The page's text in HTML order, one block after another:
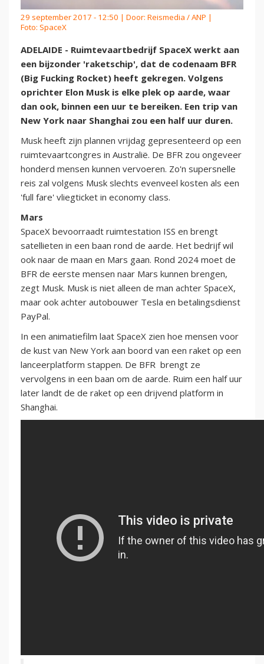
29 september 2017 - 12:50 | Door: Reismedia / ANP |
Foto: SpaceX
ADELAIDE - Ruimtevaartbedrijf SpaceX werkt aan
een bijzonder 'raketschip', dat de codenaam BFR
(Big Fucking Rocket) heeft gekregen. Volgens
oprichter Elon Musk is elke plek op aarde, waar
dan ook, binnen een uur te bereiken. Een trip van
New York naar Shanghai zou een half uur duren.
Musk heeft zijn plannen vrijdag gepresenteerd op een
ruimtevaartcongres in Australië. De BFR zou ongeveer
honderd mensen kunnen vervoeren. Zo'n supersnelle
reis zal volgens Musk slechts evenveel kosten als een
'full fare' vliegticket in economy class.
Mars
SpaceX bevoorraadt ruimtestation ISS en brengt
satellieten in een baan rond de aarde. Het bedrijf wil
ook naar de maan en Mars gaan. Rond 2024 moet de
BFR de eerste mensen naar Mars kunnen brengen,
zegt Musk. Musk is niet alleen de man achter SpaceX,
maar ook achter autobouwer Tesla en betalingsdienst
PayPal.
In een animatiefilm laat SpaceX zien hoe mensen voor
de kust van New York aan boord van een raket op een
lanceerplatform stappen. De BFR brengt ze
vervolgens in een baan om de aarde. Ruim een half uur
later landt de de raket op een drijvend platform in
Shanghai.